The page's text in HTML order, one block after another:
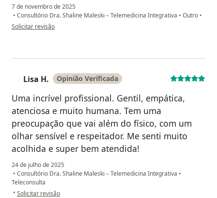
7 de novembro de 2025
• Consultório Dra. Shaline Maleski – Telemedicina Integrativa • Outro •
na opinião do utilizador Flávio
Solicitar revisão
Lisa H. Opinião Verificada
Uma incrível profissional. Gentil, empática,
atenciosa e muito humana. Tem uma
preocupação que vai além do físico, com um
olhar sensível e respeitador. Me senti muito
acolhida e super bem atendida!
24 de julho de 2025
• Consultório Dra. Shaline Maleski – Telemedicina Integrativa •
Teleconsulta
• na opinião do utilizador Lisa H.
Solicitar revisão